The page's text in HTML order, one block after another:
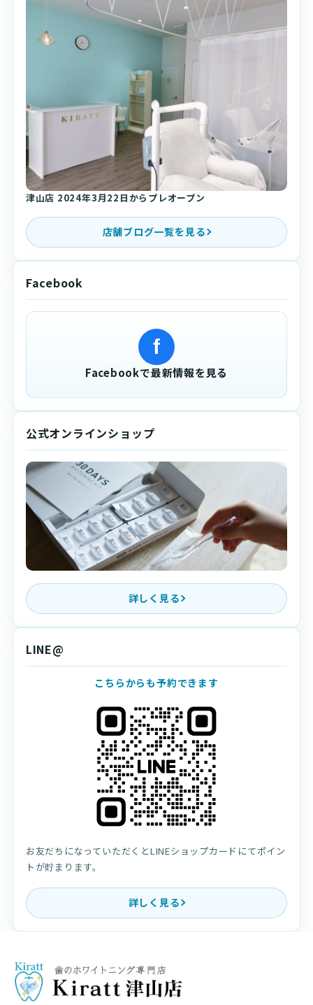
津山店 2024年3月22日からプレオープン
店舗ブログ一覧を見る
Facebook
f
Facebookで最新情報を見る
公式オンラインショップ
詳しく見る
LINE@
こちらからも予約できます
お友だちになっていただくとLINEショップカードにてポイン
トが貯まります。
詳しく見る